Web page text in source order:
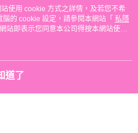
使用 cookie 方式之詳情，及若您不希
的 cookie 設定，請參閱本網站「 私隱
站即表示您同意本公司得按本網站使用
道了